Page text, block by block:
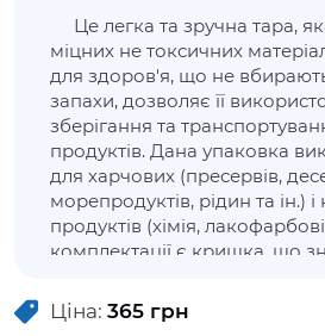
Це легка та зручна тара,
міцних не токсичних
для здоров'я, що не
запахи, дозволяє її
зберігання та
продуктів. Дана упаковка
для харчових (пресервів,
морепродуктів, рідин та ін.)
продуктів (хімія,
комплектації є кришка, що
ребер. Контейнер має
Ціна: 365 грн